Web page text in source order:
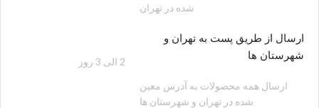
شده در تهران
ارسال از طریق پست به تهران و
شهرستان ها
ارسال همه محصولات به آدرس معین
شده در تهران و شهرستان ها
2 الی 3 روز